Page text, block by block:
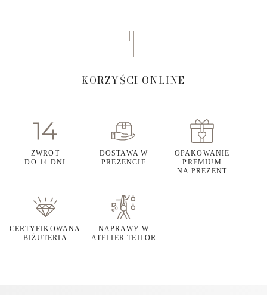
KORZYŚCI ONLINE
ZWROT
DO 14 DNI
DOSTAWA W
PREZENCIE
OPAKOWANIE
PREMIUM
NA PREZENT
CERTYFIKOWANA
BIŻUTERIA
NAPRAWY W
ATELIER TEILOR